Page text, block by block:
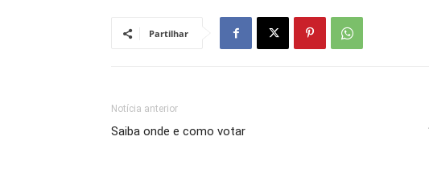
Partilhar
Notícia anterior
Saiba onde e como votar